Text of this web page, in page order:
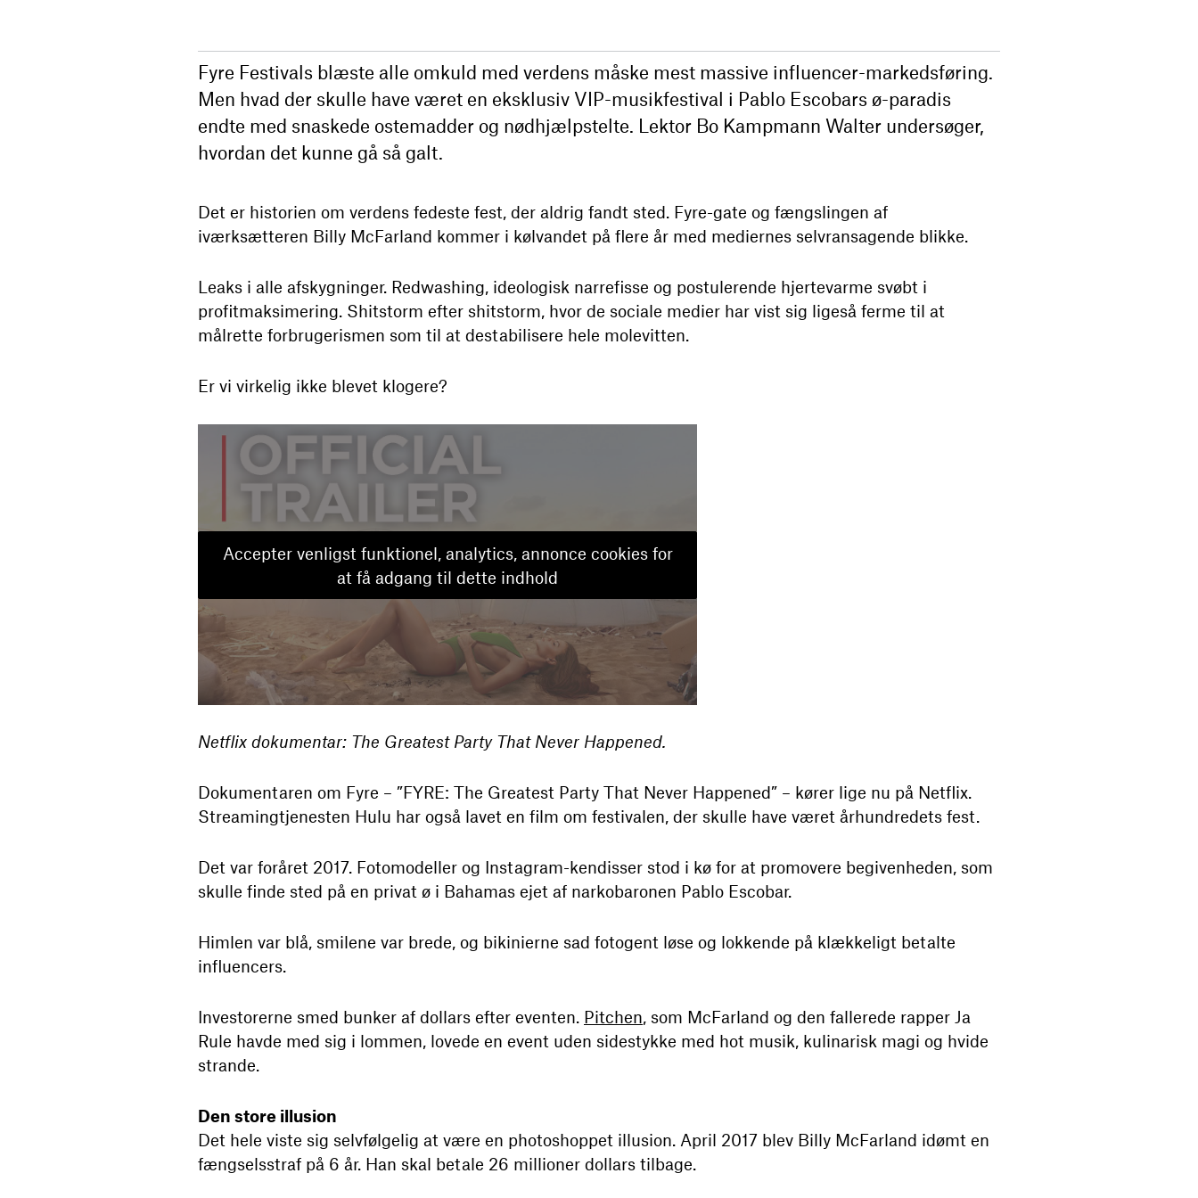
Fyre Festivals blæste alle omkuld med verdens måske mest massive influencer-markedsføring.
Men hvad der skulle have været en eksklusiv VIP-musikfestival i Pablo Escobars ø-paradis
endte med snaskede ostemadder og nødhjælpstelte. Lektor Bo Kampmann Walter undersøger,
hvordan det kunne gå så galt.
Det er historien om verdens fedeste fest, der aldrig fandt sted. Fyre-gate og fængslingen af
iværksætteren Billy McFarland kommer i kølvandet på flere år med mediernes selvransagende blikke.
Leaks i alle afskygninger. Redwashing, ideologisk narrefisse og postulerende hjertevarme svøbt i
profitmaksimering. Shitstorm efter shitstorm, hvor de sociale medier har vist sig ligeså ferme til at
målrette forbrugerismen som til at destabilisere hele molevitten.
Er vi virkelig ikke blevet klogere?
Accepter venligst funktionel, analytics, annonce cookies for
at få adgang til dette indhold
Netflix dokumentar: The Greatest Party That Never Happened.
Dokumentaren om Fyre – ”FYRE: The Greatest Party That Never Happened” – kører lige nu på Netflix.
Streamingtjenesten Hulu har også lavet en film om festivalen, der skulle have været århundredets fest.
Det var foråret 2017. Fotomodeller og Instagram-kendisser stod i kø for at promovere begivenheden, som
skulle finde sted på en privat ø i Bahamas ejet af narkobaronen Pablo Escobar.
Himlen var blå, smilene var brede, og bikinierne sad fotogent løse og lokkende på klækkeligt betalte
influencers.
Investorerne smed bunker af dollars efter eventen. Pitchen, som McFarland og den fallerede rapper Ja
Rule havde med sig i lommen, lovede en event uden sidestykke med hot musik, kulinarisk magi og hvide
strande.
Den store illusion
Det hele viste sig selvfølgelig at være en photoshoppet illusion. April 2017 blev Billy McFarland idømt en
fængselsstraf på 6 år. Han skal betale 26 millioner dollars tilbage.